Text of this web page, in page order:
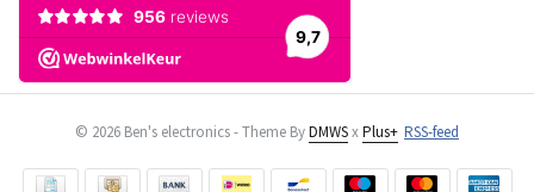
© 2026 Ben's electronics - Theme ByDMWSxPlus+ RSS-feed